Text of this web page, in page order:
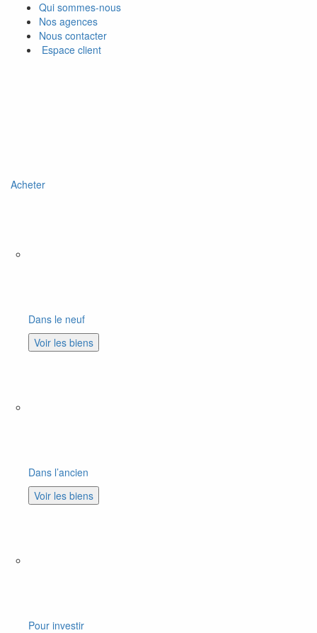
Qui sommes-nous
Nos agences
Nous contacter
Espace client
Acheter
Dans le neuf
Voir les biens
Dans l’ancien
Voir les biens
Pour investir